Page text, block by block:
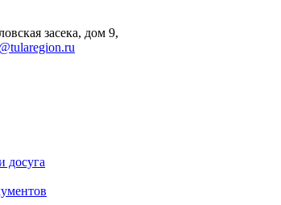
засека, дом 9,
досуга